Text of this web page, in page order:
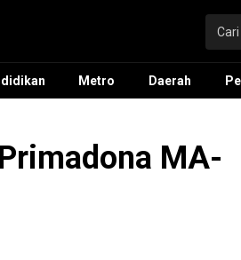
Metro Daerah
MA-